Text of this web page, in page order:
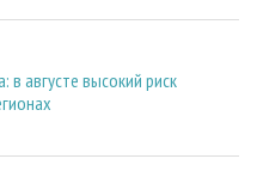
в августе высокий риск